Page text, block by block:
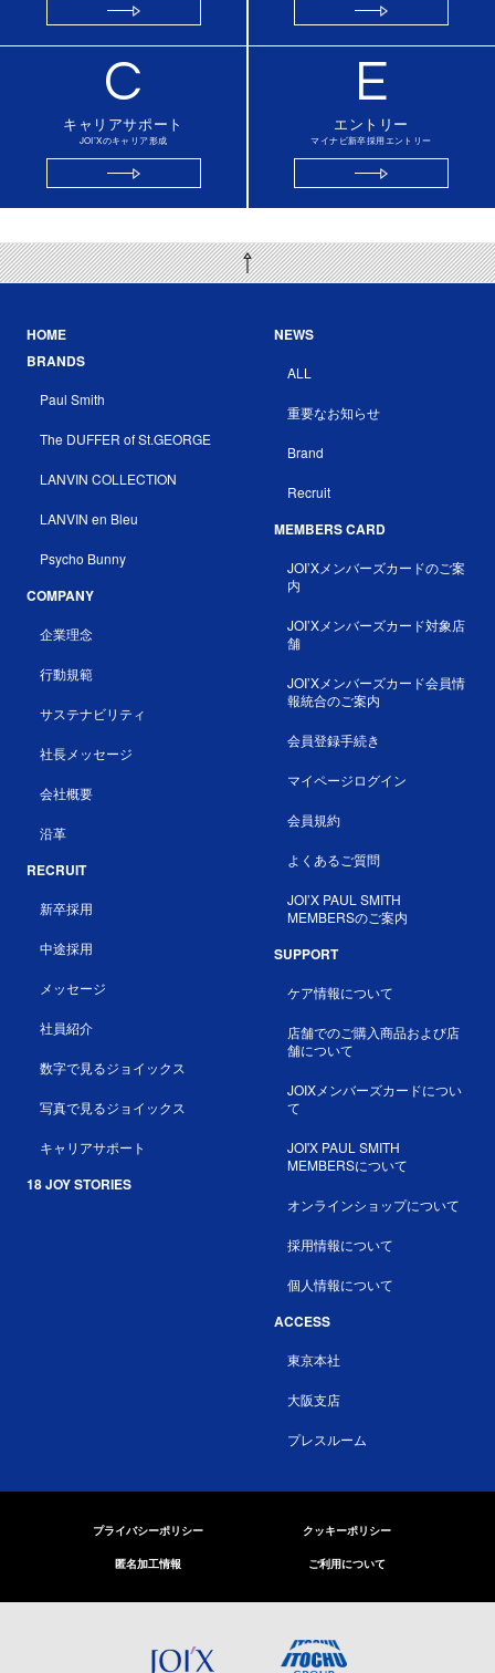
C
キャリアサポート
JOI’Xのキャリア形成
E
エントリー
マイナビ新卒採用エントリー
HOME
BRANDS
Paul Smith
The DUFFER of St.GEORGE
LANVIN COLLECTION
LANVIN en Bleu
Psycho Bunny
COMPANY
企業理念
行動規範
サステナビリティ
社長メッセージ
会社概要
沿革
RECRUIT
新卒採用
中途採用
メッセージ
社員紹介
数字で見るジョイックス
写真で見るジョイックス
キャリアサポート
18 JOY STORIES
NEWS
ALL
重要なお知らせ
Brand
Recruit
MEMBERS CARD
JOI’Xメンバーズカードのご案
内
JOI’Xメンバーズカード対象店
舗
JOI’Xメンバーズカード会員情
報統合のご案内
会員登録手続き
マイページログイン
会員規約
よくあるご質問
JOI’X PAUL SMITH
MEMBERSのご案内
SUPPORT
ケア情報について
店舗でのご購入商品および店
舗について
JOIXメンバーズカードについ
て
JOI'X PAUL SMITH
MEMBERSについて
オンラインショップについて
採用情報について
個人情報について
ACCESS
東京本社
大阪支店
プレスルーム
プライバシーポリシー クッキーポリシー
匿名加工情報 ご利用について